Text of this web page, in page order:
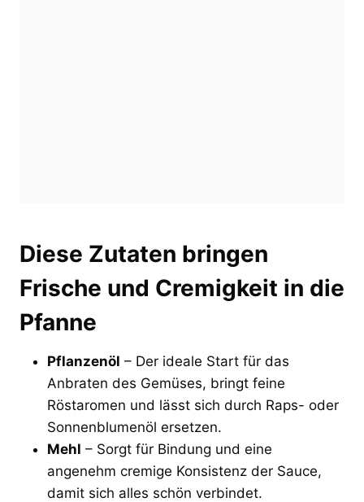
Diese Zutaten bringen
Frische und Cremigkeit in die
Pfanne
Pflanzenöl – Der ideale Start für das
Anbraten des Gemüses, bringt feine
Röstaromen und lässt sich durch Raps- oder
Sonnenblumenöl ersetzen.
Mehl – Sorgt für Bindung und eine
angenehm cremige Konsistenz der Sauce,
damit sich alles schön verbindet.